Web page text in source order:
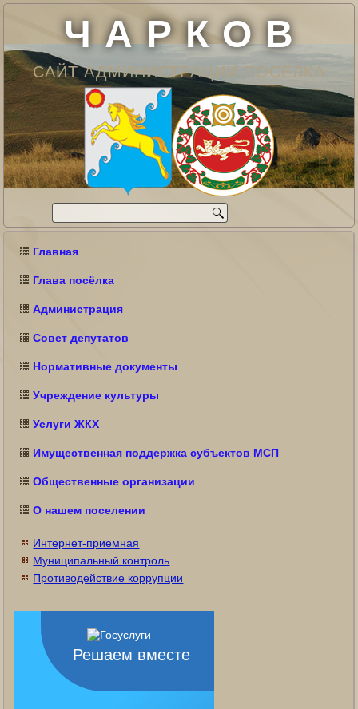
Ч А Р К О В
САЙТ АДМИНИСТРАЦИИ ПОСЁЛКА
Главная
Глава посёлка
Администрация
Совет депутатов
Нормативные документы
Учреждение культуры
Услуги ЖКХ
Имущественная поддержка субъектов МСП
Общественные организации
О нашем поселении
Интернет-приемная
Муниципальный контроль
Противодействие коррупции
Решаем вместе